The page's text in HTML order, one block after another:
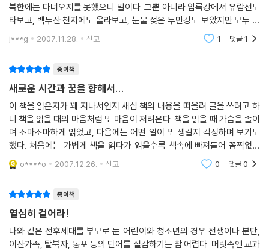
북한에는 다녀오지를 못했으니 말이다. 그뿐 아니라 압록강에서 유람선도
타보고, 백두산 천지에도 올라보고, 눈물 젖은 두만강도 보았지만 모두 중
국쪽에서였을 뿐 북한쪽이 아니었다. 중국에서 우리 민족, 우리 땅을 바라
봐야 하는 내
j***g 2007.11.28. 신고 1 댓글1
종이책
새로운 시간과 꿈을 향해서...
이 책을 읽은지가 꽤 지나서인지 새삼 책의 내용을 떠올려 글을 쓰려고 하
니 책을 읽을 때의 마음처럼 또 마음이 저려온다. 책을 읽을 때 가슴을 졸이
며 조마조마하게 읽었고, 다음에는 어떤 일이 또 생길지 걱정하며 보기도
했다. 처음에는 가볍게 책을 읽다가 읽을수록 책속에 빠져들어 꼼짝없이
끝까지 읽을 수 밖에 없는 흡인력을 지닌 소설이었다. 아주 오랜 전 텔레
비전 속
o****o 2007.12.26. 신고 0 댓글0
종이책
열심히 걸어라!
나와 같은 전후세대를 부모로 둔 어린이와 청소년의 경우 전쟁이나 분단,
이산가족, 탈북자, 동포 등의 단어를 실감하기는 참 어렵다. 머릿속엔 교과